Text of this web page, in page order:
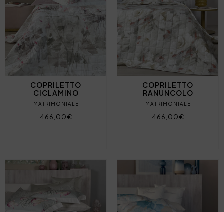
COPRILETTO
CICLAMINO
MATRIMONIALE
466,00€
COPRILETTO
RANUNCOLO
MATRIMONIALE
466,00€